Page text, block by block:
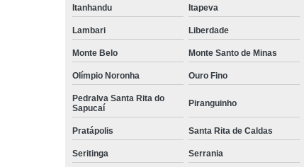
Itanhandu Itapeva
Lambari Liberdade
Monte Belo Monte Santo de Minas
Olímpio Noronha Ouro Fino
Pedralva Santa Rita do
Sapucaí
Piranguinho
Pratápolis Santa Rita de Caldas
Seritinga Serrania